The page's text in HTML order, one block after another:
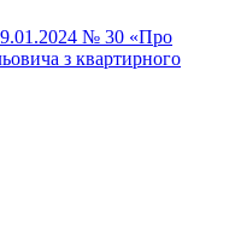
№ 30 «Про
з квартирного